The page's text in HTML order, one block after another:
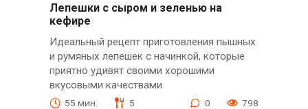
Лепешки с сыром и зеленью на
кефире
Идеальный рецепт приготовления пышных
и румяных лепешек с начинкой, которые
приятно удивят своими хорошими
вкусовыми качествами
55 мин. 5 0 798